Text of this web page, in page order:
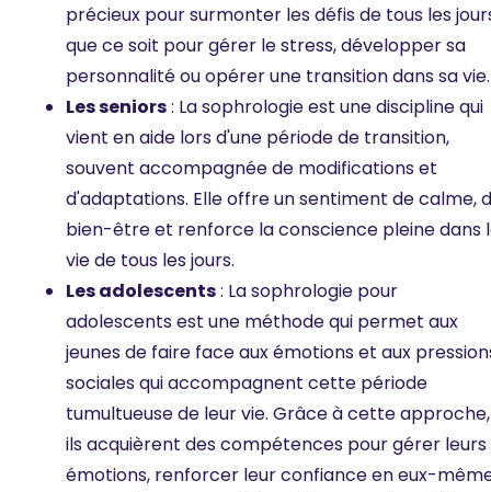
précieux pour surmonter les défis de tous les
que ce soit pour gérer le stress, développer sa
personnalité ou opérer une transition dans sa vie.
Les seniors: La sophrologie est une discipline qui
vient en aide lors d'une période de transition,
souvent accompagnée de modifications et
d'adaptations. Elle offre un sentiment de calme,
bien-être et renforce la conscience pleine dans
vie de tous les jours.
Les adolescents: La sophrologie pour
adolescents est une méthode qui permet aux
jeunes de faire face aux émotions et aux
sociales qui accompagnent cette période
tumultueuse de leur vie. Grâce à cette approche,
ils acquièrent des compétences pour gérer leurs
émotions, renforcer leur confiance en eux-